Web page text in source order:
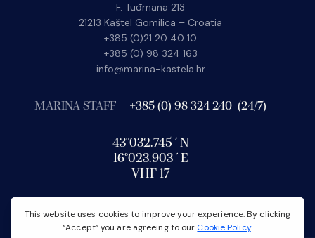
F. Tuđmana 213
21213 Kaštel Gomilica – Croatia
+385 (0)21 20 40 10
+385 (0) 98 324 163
info@marina-kastela.hr
MARINA STAFF +385 (0) 98 324 240 (24/7)
43°032.745´N
16°023.903´E
VHF 17